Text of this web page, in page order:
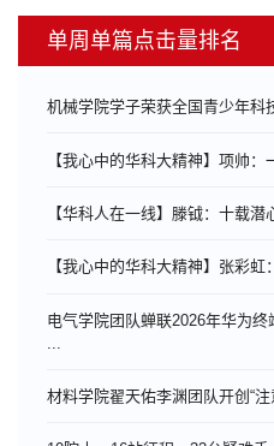
单周单篇点击量排名
机械学院学子荣获全国青少年科
【我心中的华科大精神】项帅
【华科人在一线】滕钺：十载
【我心中的华科大精神】张彩
电气学院团队蝉联2026年华为
材料学院翟天佑李渊团队开创“